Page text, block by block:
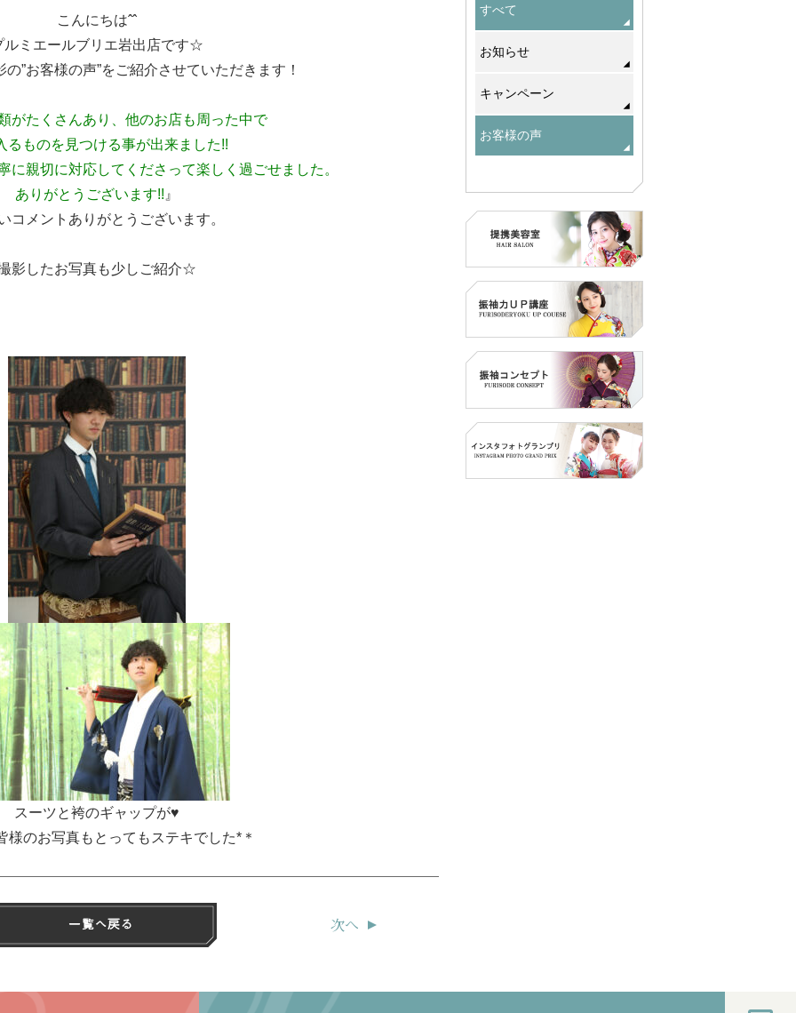
こんにちはˆˆ
ルミエールブリエ岩出店です☆
”お客様の声”をご紹介させていただきます！
がたくさんあり、他のお店も周った中で
るものを見つける事が出来ました!!
に親切に対応してくださって楽しく過ごせました。
ありがとうございます!! 』
コメントありがとうございます。
影したお写真も少しご紹介☆
スーツと袴のギャップが♥
様のお写真もとってもステキでした*＊
次へ
すべて
お知らせ
キャンペーン
お客様の声